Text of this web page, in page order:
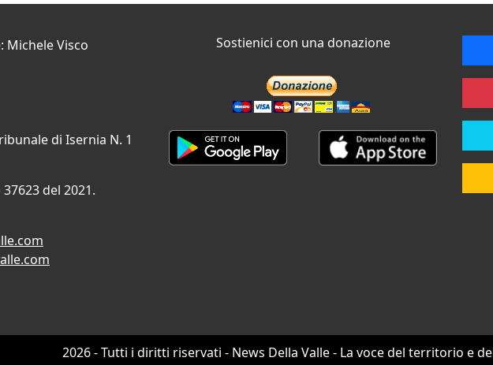
Michele Visco
di Isernia N. 1
del 2021.
Sostienici con una donazione
2026 - Tutti i diritti riservati - News Della Valle - La voce del territorio e